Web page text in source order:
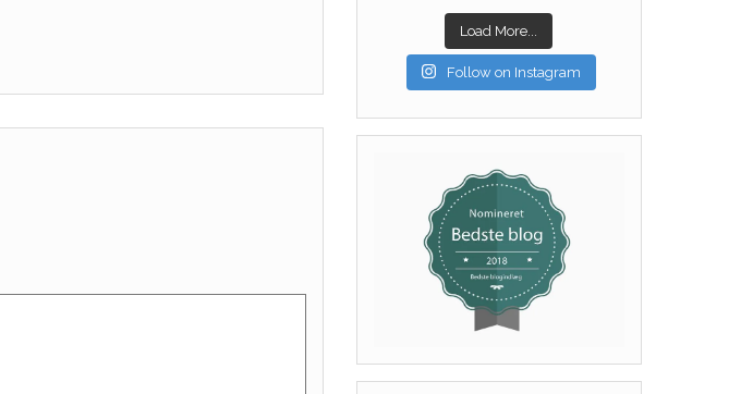
Load More...
Follow on Instagram